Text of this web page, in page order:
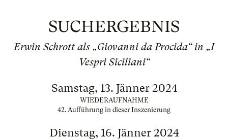
SUCHERGEBNIS
Erwin Schrott als „Giovanni da Procida“ in „I
Vespri Siciliani“
Samstag, 13. Jänner 2024
WIEDERAUFNAHME
42. Aufführung in dieser Inszenierung
Dienstag, 16. Jänner 2024